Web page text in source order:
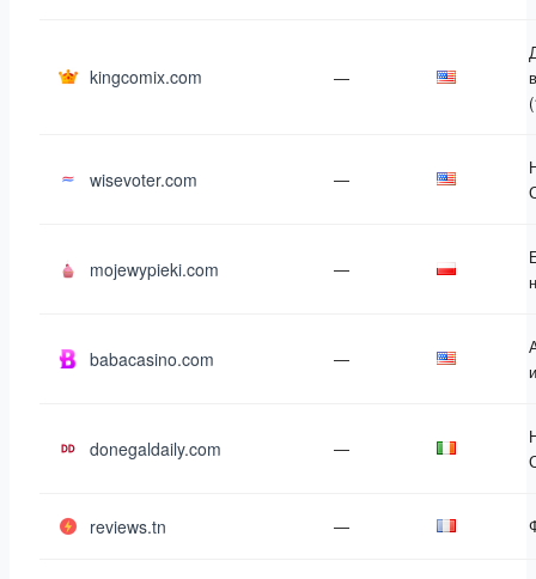
kingcomix.com —
wisevoter.com —
mojewypieki.com —
babacasino.com —
donegaldaily.com —
reviews.tn —